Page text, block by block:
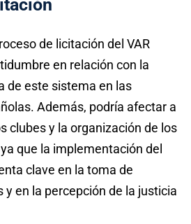
de licitación del VAR
en relación con la
de este sistema en las
Además, podría afectar a
clubes y la organización de los
que la implementación del
clave en la toma de
en la percepción de la justicia